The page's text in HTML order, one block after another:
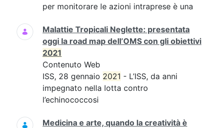
per monitorare le azioni intraprese è una
Malattie Tropicali Neglette: presentata
oggi la road map dell’OMS con gli obiettivi
2021
Contenuto Web
ISS, 28 gennaio 2021 - L’ISS, da anni
impegnato nella lotta contro
l’echinococcosi
Medicina e arte, quando la creatività è